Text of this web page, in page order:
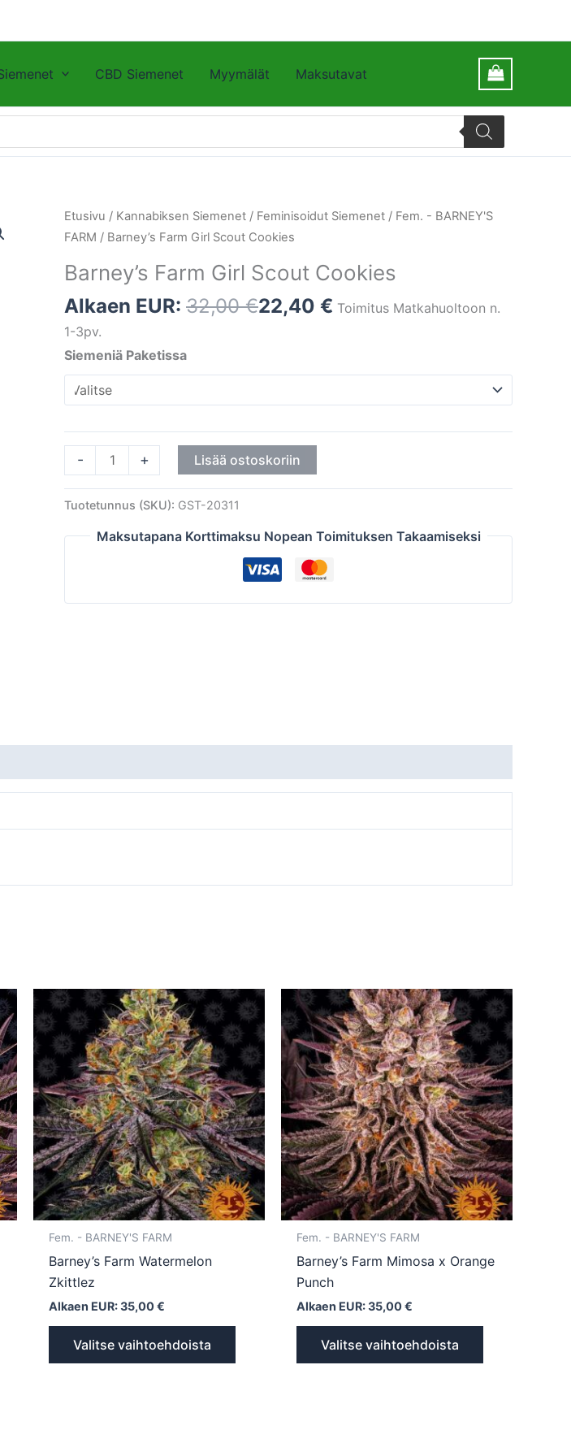
CBD Siemenet Myymälät Maksutavat
Etusivu / Kannabiksen Siemenet / Feminisoidut Siemenet / Fem. - BARNEY'S
FARM / Barney’s Farm Girl Scout Cookies
Barney’s Farm Girl Scout Cookies
Alkaen EUR: 32,00€22,40 € Toimitus Matkahuoltoon n.
1-3pv.
Siemeniä Paketissa
-
Barney's
Farm
Scout
Cookies
+ Lisää ostoskoriin
Tuotetunnus (SKU): GST-20311
Maksutapana Korttimaksu Nopean Toimituksen Takaamiseksi
Fem. - BARNEY'S FARM
Barney’s Farm Watermelon
Zkittlez
Alkaen EUR:35,00€
Valitse vaihtoehdoista
Tällä
tuotteella
on
useampi
muunnelma.
Voit
tehdä
valinnat
tuotteen
sivulla.
Fem. - BARNEY'S FARM
Barney’s Farm Mimosa x Orange
Punch
Alkaen EUR:35,00€
Valitse vaihtoehdoista
Tällä
tuotteella
on
useampi
muunnelma.
Voit
tehdä
valinnat
tuotteen
sivulla.